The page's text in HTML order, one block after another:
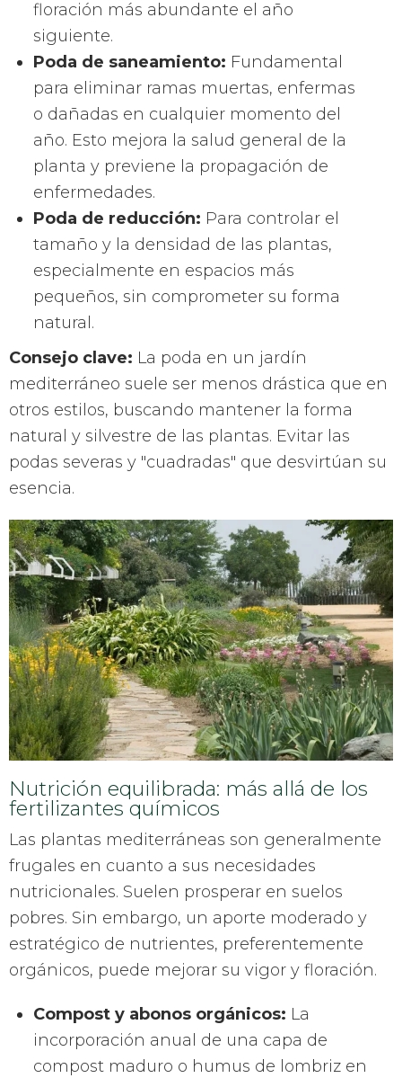
floración más abundante el año
siguiente.
Poda de saneamiento: Fundamental
para eliminar ramas muertas, enfermas
o dañadas en cualquier momento del
año. Esto mejora la salud general de la
planta y previene la propagación de
enfermedades.
Poda de reducción: Para controlar el
tamaño y la densidad de las plantas,
especialmente en espacios más
pequeños, sin comprometer su forma
natural.
Consejo clave: La poda en un jardín
mediterráneo suele ser menos drástica que en
otros estilos, buscando mantener la forma
natural y silvestre de las plantas. Evitar las
podas severas y "cuadradas" que desvirtúan su
esencia.
Nutrición equilibrada: más allá de los
fertilizantes químicos
Las plantas mediterráneas son generalmente
frugales en cuanto a sus necesidades
nutricionales. Suelen prosperar en suelos
pobres. Sin embargo, un aporte moderado y
estratégico de nutrientes, preferentemente
orgánicos, puede mejorar su vigor y floración.
Compost y abonos orgánicos: La
incorporación anual de una capa de
compost maduro o humus de lombriz en